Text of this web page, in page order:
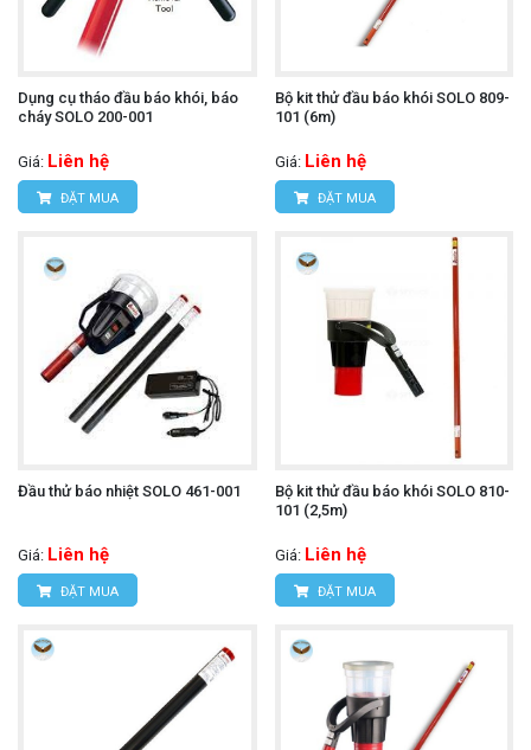
Dụng cụ tháo đầu báo khói, báo
cháy SOLO 200-001
Giá: Liên hệ
ĐẶT MUA
Bộ kit thử đầu báo khói SOLO 809-
101 (6m)
Giá: Liên hệ
ĐẶT MUA
Đầu thử báo nhiệt SOLO 461-001
Giá: Liên hệ
ĐẶT MUA
Bộ kit thử đầu báo khói SOLO 810-
101 (2,5m)
Giá: Liên hệ
ĐẶT MUA